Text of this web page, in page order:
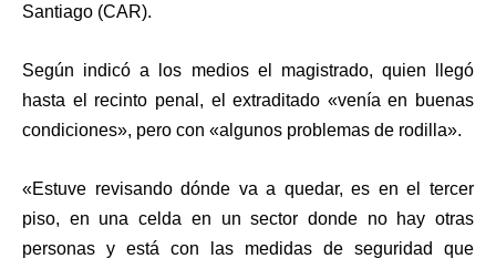
Santiago (CAR).
Según indicó a los medios el magistrado, quien llegó
hasta el recinto penal, el extraditado «venía en buenas
condiciones», pero con «algunos problemas de rodilla».
«Estuve revisando dónde va a quedar, es en el tercer
piso, en una celda en un sector donde no hay otras
personas y está con las medidas de seguridad que